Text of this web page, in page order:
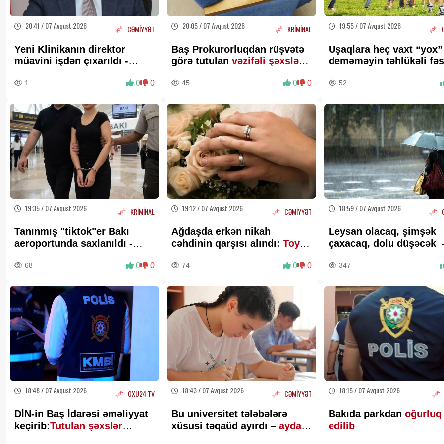
20:41 / 07 Avqust 2026 CƏMİYYƏT
Yeni Klinikanın direktor
müavini işdən çıxarıldı -
1 0 0
20:05 / 07 Avqust 2026 KRİMİNAL
Baş Prokurorluqdan rüşvətə
görə tutulan vəzifəli şəxslərlə
45 0 0
19:55 / 07 Avqust 2026
Uşaqlara heç vaxt “yox”
deməməyin təhlükəli
XƏBƏRDARLIQ
52
19:35 / 07 Avqust 2026 KRİMİNAL
Tanınmış "tiktok"er Bakı
aeroportunda saxlanıldı -
68 0 0
19:12 / 07 Avqust 2026 CƏMİYYƏT
Ağdaşda erkən nikah
cəhdinin qarşısı alındı: Toy
74 0 0
18:59 / 07 Avqust 2026
Leysan olacaq, şimşək
çaxacaq, dolu
347
18:48 / 07 Avqust 2026 OXU24 TV
DİN-in Baş İdarəsi əməliyyat
keçirib:Tutulan şəxslər
18:43 / 07 Avqust 2026 CƏMİYYƏT
Bu universitet tələbələrə
xüsusi təqaüd ayırdı –ayda
18:15 / 07 Avqust 2026
Bakıda parkdan oğurluq
edilib